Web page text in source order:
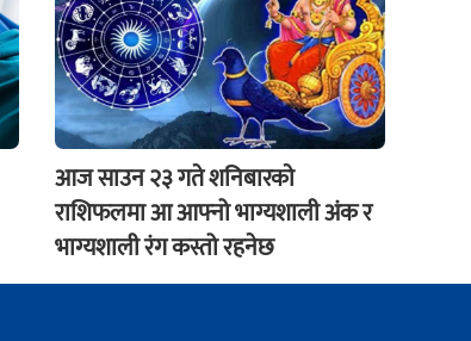
आज साउन २३ गते शनिबारकाे
राशिफलमा आ आफ्नो भाग्यशाली अंक र
भाग्यशाली रंग कस्तो रहनेछ